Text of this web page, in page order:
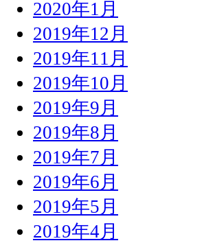
2020年1月
2019年12月
2019年11月
2019年10月
2019年9月
2019年8月
2019年7月
2019年6月
2019年5月
2019年4月